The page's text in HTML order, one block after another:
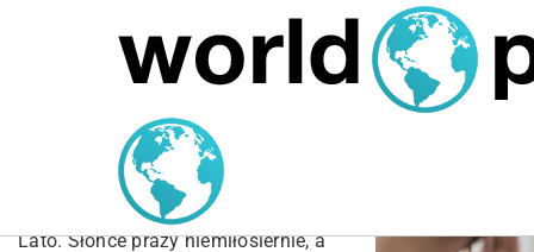
MARIUSZ ŁAMAGA 06.10.2025
Przepis na szybki letni
obiad – pomysły i
inspiracje
Lato. Słońce praży niemiłosiernie, a